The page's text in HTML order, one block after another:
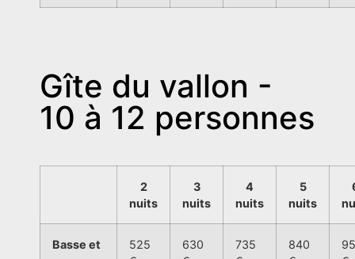
Gîte du vallon -
10 à 12 personnes
2
nuits
3
nuits
4
nuits
5
nuits
Basse et
525
630
735
840